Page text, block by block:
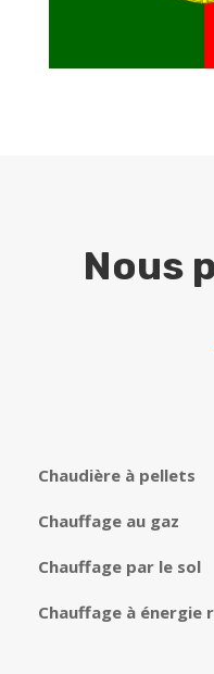
Nous
Chaudière à pellets
Chauffage au gaz
Chauffage par le sol
Chauffage à énergie